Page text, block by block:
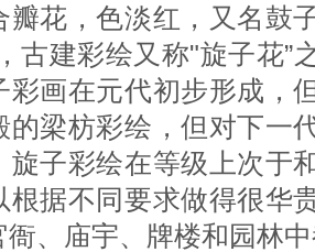
瓣花，色淡红，又名鼓
古建彩绘又称"旋子花
彩画在元代初步形成，
的梁枋彩绘，但对下一
旋子彩绘在等级上次于
根据不同要求做得很华
、庙宇、牌楼和园林